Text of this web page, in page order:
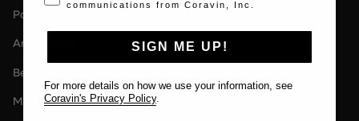
Paris
Amsterdam
Berlin
Milan
communications from Coravin, Inc.
SIGN ME UP!
For more details on how we use your information, see
Coravin's Privacy Policy